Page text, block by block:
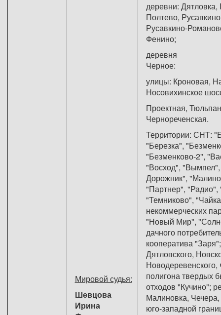
Мировой судья:
Шевцова
Ирина
деревни:
Полтево,
Русавкино-
деревня
улицы: Кроновая,
Носовихинское
Проектная,
Территории: СНТ:
"Березка",
"Безменково-2",
"Восход", "Вымпел",
Дорожник",
"Партнер", "Радио",
"Темниково",
некоммерческих
"Новый Мир",
дачного
кооператива
Дятловского,
Новодеревенского,
полигона твердых
отходов "Кучино";
Малиновка,
юго-западной